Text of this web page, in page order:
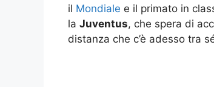
il Mondiale e il primato in
la Juventus, che spera di
distanza che c’è adesso tra